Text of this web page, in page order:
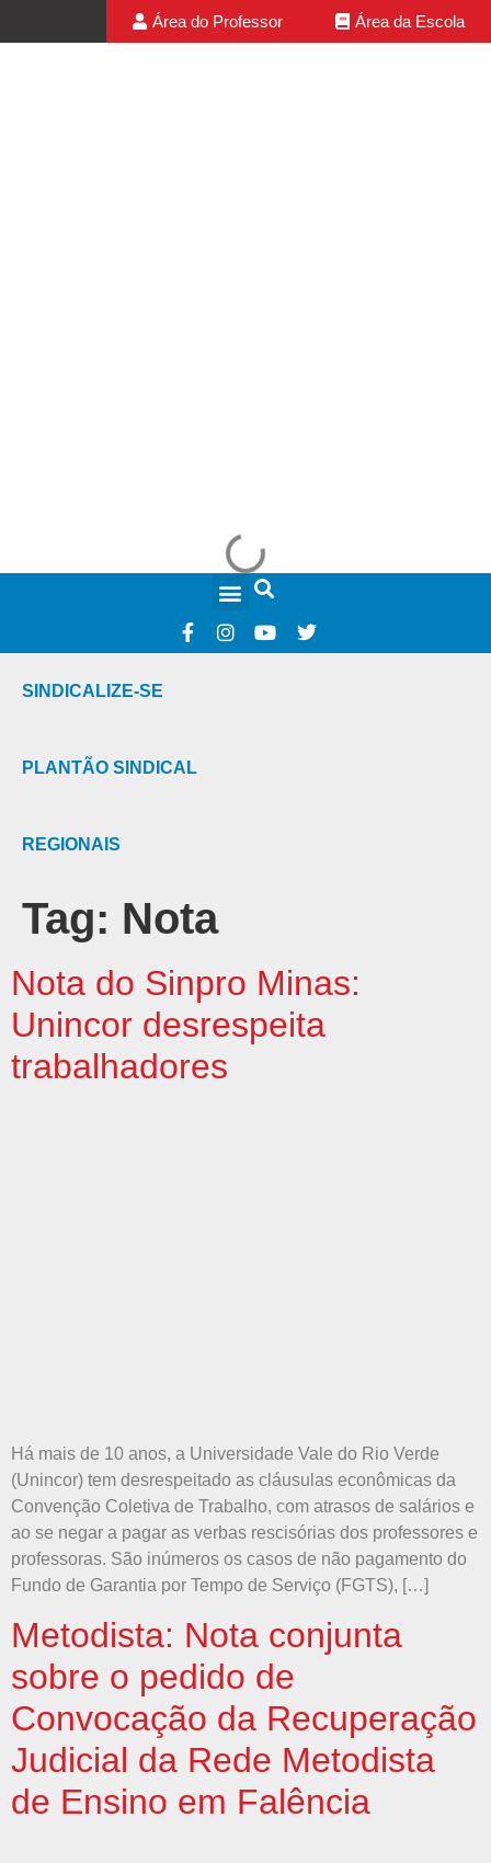
Área do Professor Área da Escola
SINDICALIZE-SE
PLANTÃO SINDICAL
REGIONAIS
Tag: Nota
Nota do Sinpro Minas:
Unincor desrespeita
trabalhadores
Há mais de 10 anos, a Universidade Vale do Rio Verde
(Unincor) tem desrespeitado as cláusulas econômicas da
Convenção Coletiva de Trabalho, com atrasos de salários e
ao se negar a pagar as verbas rescisórias dos professores e
professoras. São inúmeros os casos de não pagamento do
Fundo de Garantia por Tempo de Serviço (FGTS), […]
Metodista: Nota conjunta
sobre o pedido de
Convocação da Recuperação
Judicial da Rede Metodista
de Ensino em Falência